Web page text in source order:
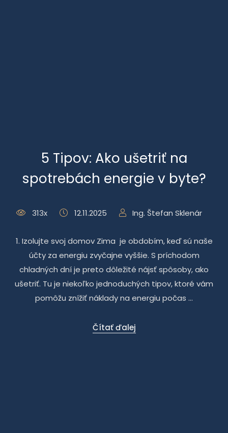
5 Tipov: Ako ušetriť na
spotrebách energie v byte?
313x 12.11.2025 Ing. Štefan Sklenár
1. Izolujte svoj domov Zima je obdobím, keď sú naše
účty za energiu zvyčajne vyššie. S príchodom
chladných dní je preto dôležité nájsť spôsoby, ako
ušetriť. Tu je niekoľko jednoduchých tipov, ktoré vám
pomôžu znížiť náklady na energiu počas ...
Čítať ďalej